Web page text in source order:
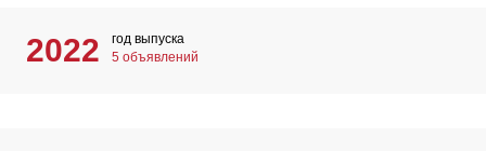
2022
год выпуска
5 объявлений